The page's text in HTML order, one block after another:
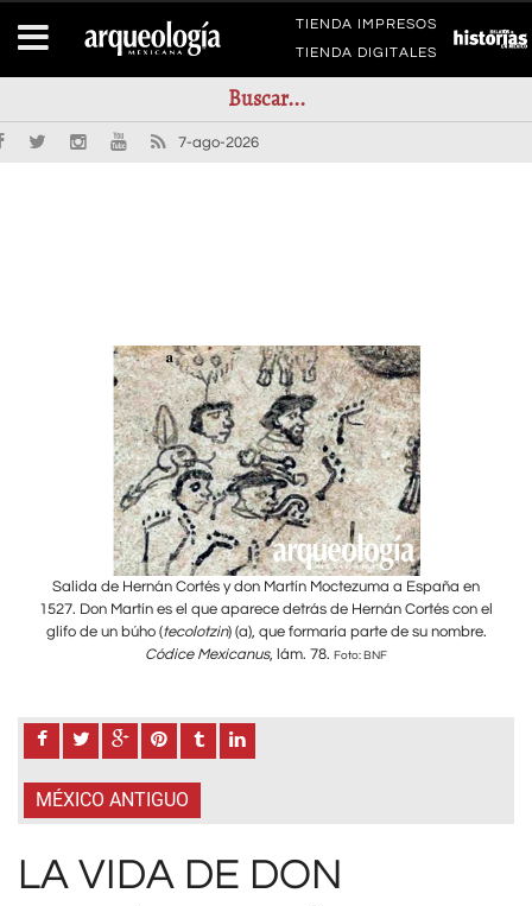
TIENDA IMPRESOS
TIENDA DIGITALES
7-ago-2026
Salida de Hernán Cortés y don Martín Moctezuma a España en
1527. Don Martín es el que aparece detrás de Hernán Cortés con el
glifo de un búho (tecolotzin) (a), que formaría parte de su nombre.
Códice Mexicanus, lám. 78. Foto: BNF
MÉXICO ANTIGUO
LA VIDA DE DON